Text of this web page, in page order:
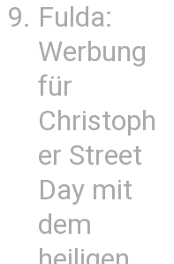
Fulda:
Werbung
für
Christoph
er Street
Day mit
dem